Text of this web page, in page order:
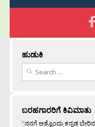
ಹುಡುಕಿ
Search
ಬರಹಗಾರರಿಗೆ ಕಿವಿಮಾತು
“ನನಗೆ ಅಶ್ಟೊಂದು ಕನ್ನಡ